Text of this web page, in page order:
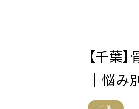
【千葉
｜悩み
千葉